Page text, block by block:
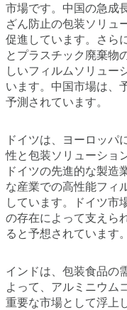
市場です。中国の急成
ざん防止の包装ソリュ
促進しています。さら
とプラスチック廃棄物
しいフィルムソリュー
います。中国市場は、
予測されています。
ドイツは、ヨーロッパ
性と包装ソリューショ
ドイツの先進的な製造
な産業での高性能フィ
しています。ドイツ市
の存在によって支えら
ると予想されています。
インドは、包装食品の
よって、アルミニウム
重要な市場として浮上